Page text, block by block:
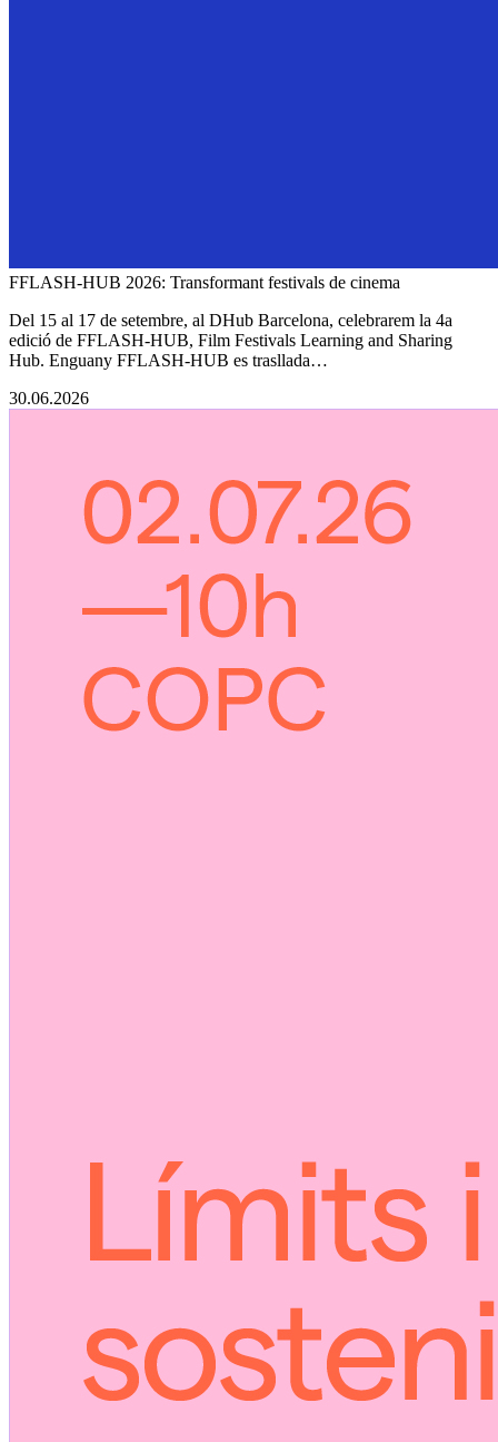
FFLASH-HUB 2026: Transformant festivals de cinema
Del 15 al 17 de setembre, al DHub Barcelona, celebrarem la 4a
edició de FFLASH-HUB, Film Festivals Learning and Sharing
Hub. Enguany FFLASH-HUB es trasllada…
30.06.2026